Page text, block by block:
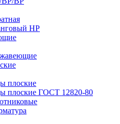
НР
плоские
плоские ГОСТ 12820-80